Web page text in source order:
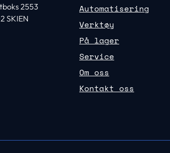
2553
SKIEN
Automatisering
Verktøy
På lager
Service
Om oss
Kontakt oss